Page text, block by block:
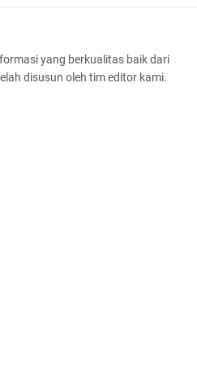
yang berkualitas baik dari
disusun oleh tim editor kami.